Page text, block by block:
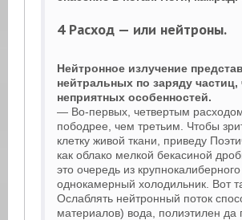
4 Расход — или нейтроны.
Нейтронное излучение
нейтральных по заряду
неприятных особенностей.
— Во-первых, четвертым
пободрее, чем третьим. Чтобы
клетку живой ткани, приведу
как облако мелкой бекасиной
это очередь из
однокамерный холодильник. Вот
Ослаблять нейтронный поток
материалов) вода, полиэтилен да